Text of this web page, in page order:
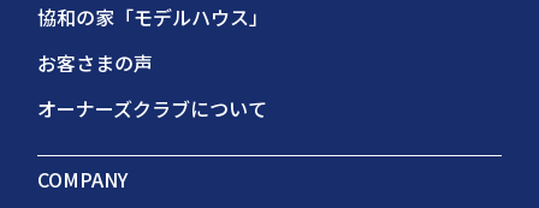
協和の家「モデルハウス」
お客さまの声
オーナーズクラブについて
COMPANY